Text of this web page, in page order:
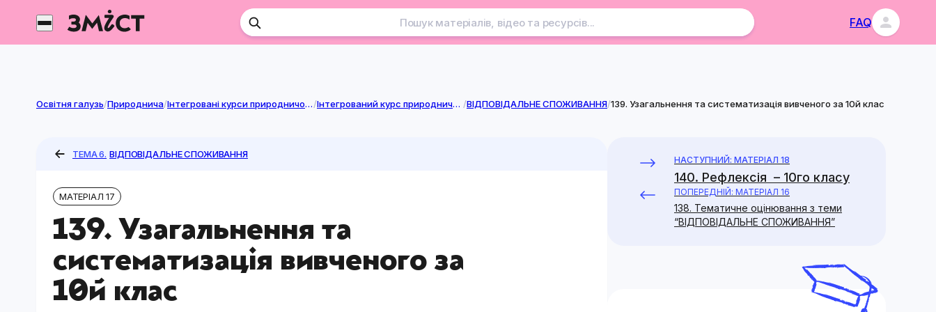
Перейти
FAQ
Освітня галузь/Природнича/ Інтегровані курси природничої галузі/ Інтегрований курс природничої освітньої галузі /ВІДПОВІДАЛЬНЕ СПОЖИВАННЯ/139. Узагальнення та систематизація вивченого за 10й клас
ТЕМА 6. ВІДПОВІДАЛЬНЕ СПОЖИВАННЯ
МАТЕРІАЛ 17
139. Узагальнення та
систематизація вивченого за
10й клас
НАСТУПНИЙ: МАТЕРІАЛ 18
140. Рефлексія – 10го класу
ПОПЕРЕДНІЙ: МАТЕРІАЛ 16
138. Тематичне оцінювання з теми
“ВІДПОВІДАЛЬНЕ СПОЖИВАННЯ”